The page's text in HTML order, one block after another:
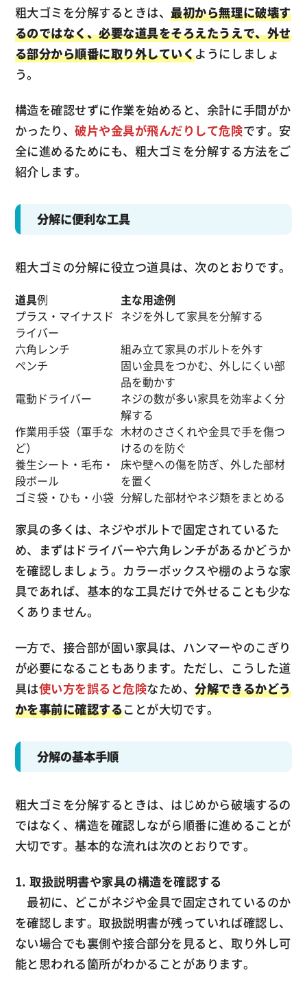
粗大ゴミを分解するときは、最初から無理に破壊す
るのではなく、必要な道具をそろえたうえで、外せ
る部分から順番に取り外していくようにしましょ
う。
構造を確認せずに作業を始めると、余計に手間がか
かったり、破片や金具が飛んだりして危険です。安
全に進めるためにも、粗大ゴミを分解する方法をご
紹介します。
分解に便利な工具
粗大ゴミの分解に役立つ道具は、次のとおりです。
道具例
主な用途例
プラス・マイナスド
ライバー
ネジを外して家具を分解する
六角レンチ
組み立て家具のボルトを外す
ペンチ
固い金具をつかむ、外しにくい部
品を動かす
電動ドライバー
ネジの数が多い家具を効率よく分
解する
作業用手袋（軍手な
ど）
木材のささくれや金具で手を傷つ
けるのを防ぐ
養生シート・毛布・
段ボール
床や壁への傷を防ぎ、外した部材
を置く
ゴミ袋・ひも・小袋 分解した部材やネジ類をまとめる
家具の多くは、ネジやボルトで固定されているた
め、まずはドライバーや六角レンチがあるかどうか
を確認しましょう。カラーボックスや棚のような家
具であれば、基本的な工具だけで外せることも少な
くありません。
一方で、接合部が固い家具は、ハンマーやのこぎり
が必要になることもあります。ただし、こうした道
具は使い方を誤ると危険なため、分解できるかどう
かを事前に確認することが大切です。
分解の基本手順
粗大ゴミを分解するときは、はじめから破壊するの
ではなく、構造を確認しながら順番に進めることが
大切です。基本的な流れは次のとおりです。
1. 取扱説明書や家具の構造を確認する
最初に、どこがネジや金具で固定されているのか
を確認します。取扱説明書が残っていれば確認し、
ない場合でも裏側や接合部分を見ると、取り外し可
能と思われる箇所がわかることがあります。